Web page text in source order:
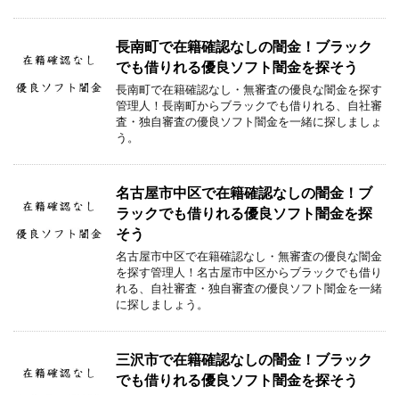
長南町で在籍確認なしの闇金！ブラック
でも借りれる優良ソフト闇金を探そう
長南町で在籍確認なし・無審査の優良な闇金を探す
管理人！長南町からブラックでも借りれる、自社審
査・独自審査の優良ソフト闇金を一緒に探しましょ
う。
名古屋市中区で在籍確認なしの闇金！ブ
ラックでも借りれる優良ソフト闇金を探
そう
名古屋市中区で在籍確認なし・無審査の優良な闇金
を探す管理人！名古屋市中区からブラックでも借り
れる、自社審査・独自審査の優良ソフト闇金を一緒
に探しましょう。
三沢市で在籍確認なしの闇金！ブラック
でも借りれる優良ソフト闇金を探そう